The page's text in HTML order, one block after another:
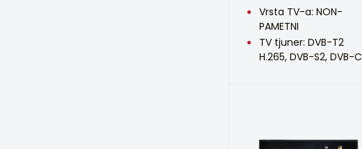
Vrsta TV-a: NON-
PAMETNI
TV tjuner: DVB-T2
H.265, DVB-S2, DVB-C